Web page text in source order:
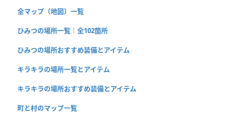
全マップ（地図）一覧
ひみつの場所一覧｜全102箇所
ひみつの場所おすすめ装備とアイテム
キラキラの場所一覧とアイテム
キラキラの場所おすすめ装備とアイテム
町と村のマップ一覧